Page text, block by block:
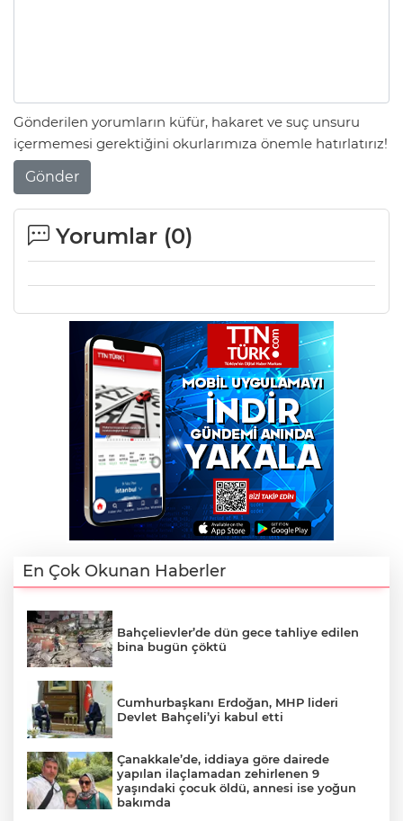
Gönderilen yorumların küfür, hakaret ve suç unsuru
içermemesi gerektiğini okurlarımıza önemle hatırlatırız!
Gönder
Yorumlar (0)
En Çok Okunan Haberler
Bahçelievler’de dün gece tahliye edilen
bina bugün çöktü
Cumhurbaşkanı Erdoğan, MHP lideri
Devlet Bahçeli’yi kabul etti
Çanakkale’de, iddiaya göre dairede
yapılan ilaçlamadan zehirlenen 9
yaşındaki çocuk öldü, annesi ise yoğun
bakımda